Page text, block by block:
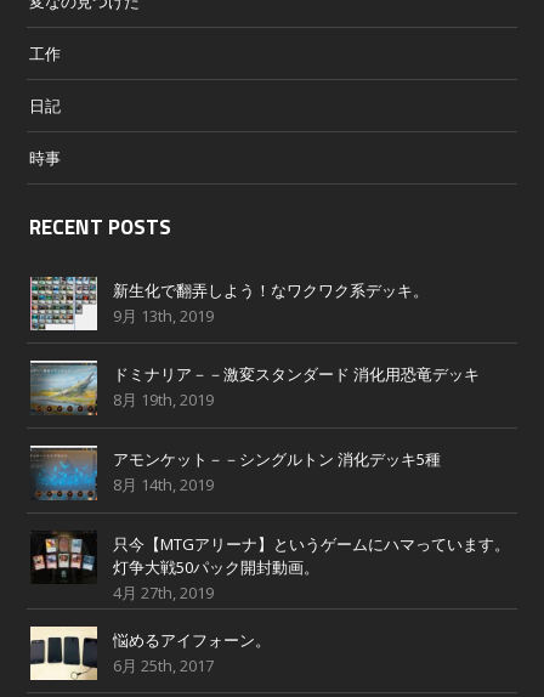
工作
日記
時事
RECENT POSTS
新生化で翻弄しよう！なワクワク系デッキ。
9月 13th, 2019
ドミナリア－－激変スタンダード 消化用恐竜デッキ
8月 19th, 2019
アモンケット－－シングルトン 消化デッキ5種
8月 14th, 2019
只今【MTGアリーナ】というゲームにハマっています。
灯争大戦50パック開封動画。
4月 27th, 2019
悩めるアイフォーン。
6月 25th, 2017